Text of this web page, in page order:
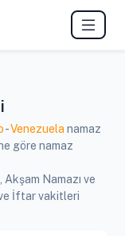
-Venezuela namaz
göre namaz
Akşam Namazı ve
İftar vakitleri